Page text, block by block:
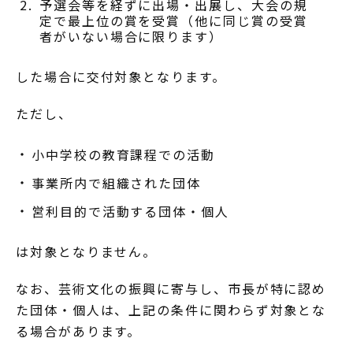
予選会等を経ずに出場・出展し、大会の規
定で最上位の賞を受賞（他に同じ賞の受賞
者がいない場合に限ります）
した場合に交付対象となります。
ただし、
小中学校の教育課程での活動
事業所内で組織された団体
営利目的で活動する団体・個人
は対象となりません。
なお、芸術文化の振興に寄与し、市長が特に認め
た団体・個人は、上記の条件に関わらず対象とな
る場合があります。